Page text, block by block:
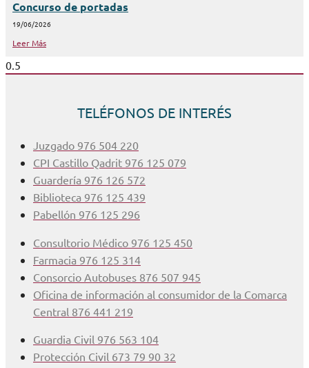
Concurso de portadas
19/06/2026
Leer Más
TELÉFONOS DE INTERÉS
Juzgado 976 504 220
CPI Castillo Qadrit 976 125 079
Guardería 976 126 572
Biblioteca 976 125 439
Pabellón 976 125 296
Consultorio Médico 976 125 450
Farmacia 976 125 314
Consorcio Autobuses 876 507 945
Oficina de información al consumidor de la Comarca
Central 876 441 219
Guardia Civil 976 563 104
Protección Civil 673 79 90 32